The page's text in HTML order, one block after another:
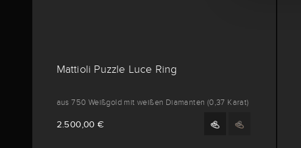
Mattioli Puzzle Luce Ring
aus 750 Weißgold mit weißen Diamanten (0,37 Karat)
2.500,00 €